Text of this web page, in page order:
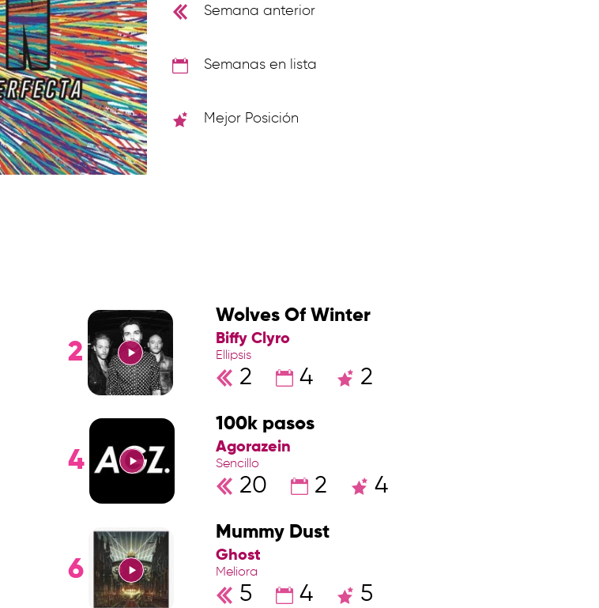
Semana anterior
Semanas en lista
Mejor Posición
2
Wolves Of Winter
Biffy Clyro
Ellipsis
2 4 2
4
100k pasos
Agorazein
Sencillo
20 2 4
6
Mummy Dust
Ghost
Meliora
5 4 5